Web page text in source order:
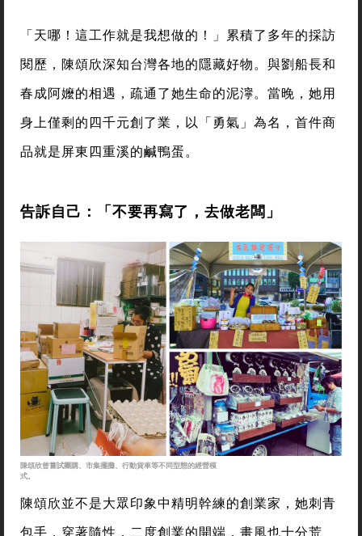
「天哪！這工作就是我想做的！」累積了多年的採訪
閱歷，陳頌欣深知台灣各地的隱藏好物。與劉船長和
春成阿嬤的相遇，疏通了她生命的泥濘。當晚，她用
身上僅剩的四千元創了業，以「勇氣」為名，首件商
品就是屏東四重溪的鹹鴨蛋。
告訴自己：「不要再寫了，去做老闆」
陳頌欣曾嘗試團購、市集擺攤、行動貨車等不同型態的經營模
式。
陳頌欣並不是大眾印象中精明幹練的創業家，她刺青
包手，穿著隨性，二度創業的開端，畫風也十分荒